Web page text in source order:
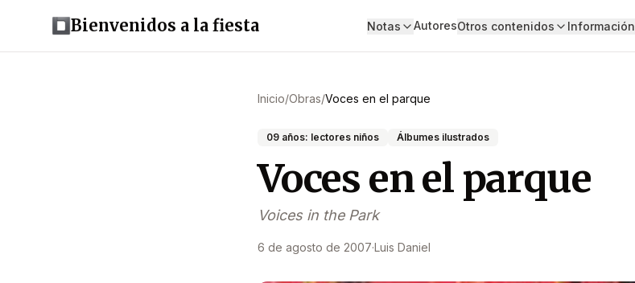
Bienvenidos a la fiesta Notas AutoresOtros contenidos Información
Inicio/Obras/Voces en el parque
09 años: lectores niños Álbumes ilustrados
Voces en el parque
Voices in the Park
6 de agosto de 2007·Luis Daniel